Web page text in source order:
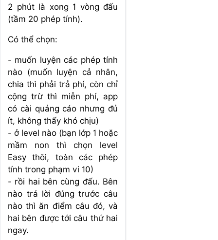
2 phút là xong 1 vòng đấu
(tầm 20 phép tính).
Có thể chọn:
- muốn luyện các phép tính
nào (muốn luyện cả nhân,
chia thì phải trả phí, còn chỉ
cộng trừ thì miễn phí, app
có cài quảng cáo nhưng đủ
ít, không thấy khó chịu)
- ở level nào (bạn lớp 1 hoặc
mầm non thì chọn level
Easy thôi, toàn các phép
tính trong phạm vi 10)
- rồi hai bên cùng đấu. Bên
nào trả lời đúng trước câu
nào thì ăn điểm câu đó, và
hai bên được tới câu thứ hai
ngay.